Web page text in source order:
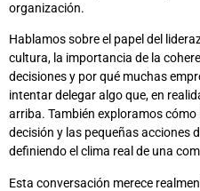
organización.
Hablamos sobre el papel del
cultura, la importancia de la
decisiones y por qué muchas
intentar delegar algo que, en
arriba. También exploramos
decisión y las pequeñas acciones
definiendo el clima real de una
Esta conversación merece